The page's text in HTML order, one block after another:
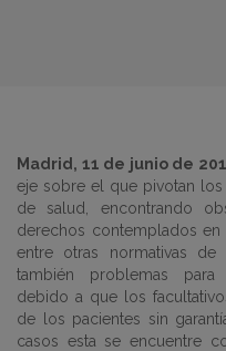
Madrid, 11 de junio de
eje sobre el que pivotan
de salud, encontrando
derechos contemplados en
entre otras normativas de
también problemas para
debido a que los
de los pacientes sin
casos esta se encuentre